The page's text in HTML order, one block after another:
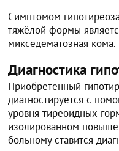
Симптомом
тяжёлой формы
микседематозная кома.
Диагностика
Приобретенный
диагностируется с
уровня тиреоидных
изолированном
больному ставится